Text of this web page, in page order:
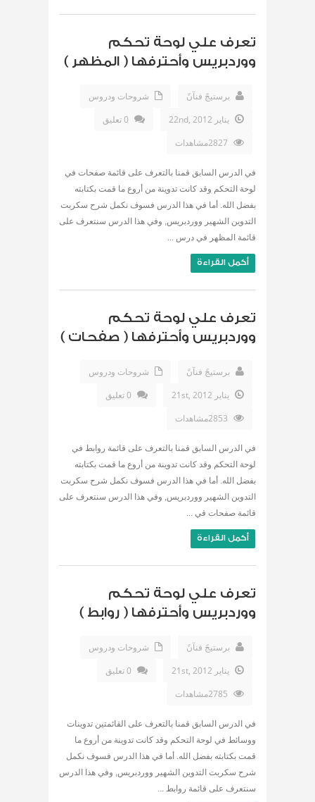
تعرف علي لوحة تحكم
ووردبريس وأحترفها ( المظهر )
برستيجً فنآنً
شروحات ودروس
يناير 22nd, 2012
0 تعليق
في الدرس السابق قمنا بالتعرف على قائمة صفحات في
لوحة التحكم وقد كانت تدوينة من أروع ما قمت بكتابته
بفضل الله. أما في هذا الدرس فسوف نكمل شرح سكربت
التدوين الشهير ووردبريس, وفي هذا الدرس سنتعرف على
قائمة المظهر في درس ...
أكمل القراءة
تعرف علي لوحة تحكم
ووردبريس وأحترفها ( صفحات )
برستيجً فنآنً
شروحات ودروس
يناير 21st, 2012
0 تعليق
في الدرس السابق قمنا بالتعرف على قائمة روابط في
لوحة التحكم وقد كانت تدوينة من أروع ما قمت بكتابته
بفضل الله. أما في هذا الدرس فسوف نكمل شرح سكربت
التدوين الشهير ووردبريس, وفي هذا الدرس سنتعرف على
قائمة صفحات في ...
أكمل القراءة
تعرف علي لوحة تحكم
ووردبريس وأحترفها ( روابط )
برستيجً فنآنً
شروحات ودروس
يناير 21st, 2012
0 تعليق
في الدرس السابق قمنا بالتعرف على القائمتين تدوينات
ووسائط في لوحة التحكم وقد كانت تدوينة من أروع ما
قمت بكتابته بفضل الله. أما في هذا الدرس فسوف نكمل
شرح سكربت التدوين الشهير ووردبريس, وفي هذا الدرس
سنتعرف على قائمة روابط ...